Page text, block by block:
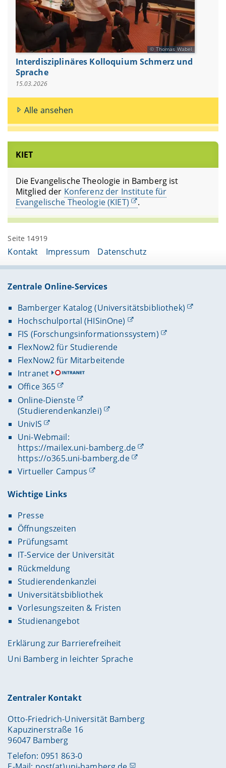
Thomas Wabel
Interdisziplinäres Kolloquium Schmerz und
Sprache
15.03.2026
Alle ansehen
KIET
Die Evangelische Theologie in Bamberg ist
Mitglied der Konferenz der Institute für
Evangelische Theologie (KIET)
.
Seite 14919
Kontakt Impressum Datenschutz
Zentrale Online-Services
Bamberger Katalog (Universitätsbibliothek)
Hochschulportal (HISinOne)
FIS (Forschungsinformationssystem)
FlexNow2 für Studierende
FlexNow2 für Mitarbeitende
Intranet
Office 365
Online-Dienste
(Studierendenkanzlei)
UnivIS
Uni-Webmail:
https://mailex.uni-bamberg.de
https://o365.uni-bamberg.de
Virtueller Campus
Wichtige Links
Presse
Öffnungszeiten
Prüfungsamt
IT-Service der Universität
Rückmeldung
Studierendenkanzlei
Universitätsbibliothek
Vorlesungszeiten & Fristen
Studienangebot
Erklärung zur Barrierefreiheit
Uni Bamberg in leichter Sprache
Zentraler Kontakt
Otto-Friedrich-Universität Bamberg
Kapuzinerstraße 16
96047 Bamberg
Telefon: 0951 863-0